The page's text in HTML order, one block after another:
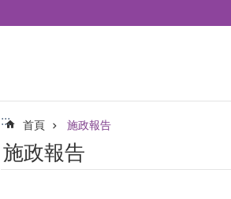
::: 首頁 施政報告
施政報告